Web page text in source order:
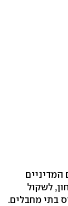
המדיניים
לשקול
בתי מחבלים.